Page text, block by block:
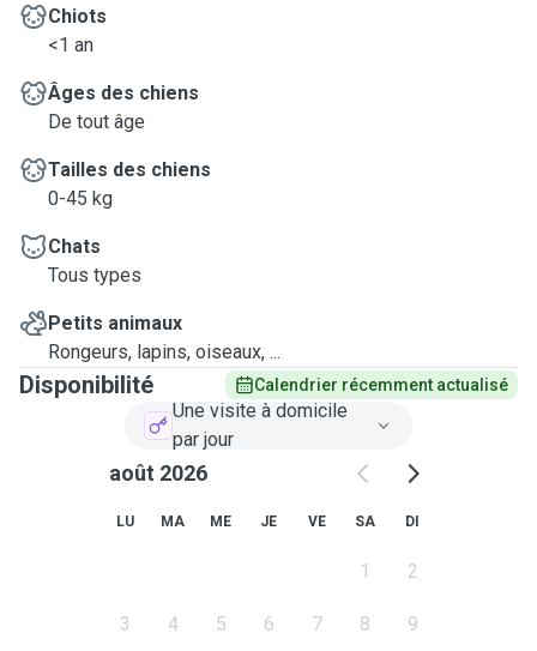
Chiots
<1 an
Âges des chiens
De tout âge
Tailles des chiens
0-45 kg
Chats
Tous types
Petits animaux
Rongeurs, lapins, oiseaux, ...
Disponibilité Calendrier récemment actualisé
Une visite à domicile
par jour
août 2026
LU MA ME JE VE SA DI
1 2
3 4 5 6 7 8 9